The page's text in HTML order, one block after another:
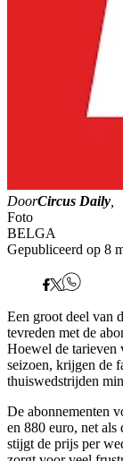
DoorCircus Daily
Foto
BELGA
Gepubliceerd op 8
Een groot deel van
tevreden met de
Hoewel de
seizoen, krijgen de
thuiswedstrijden
De abonnementen
en 880 euro, net als
stijgt de prijs per